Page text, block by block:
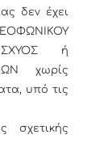
δεν έχει
ή
χωρίς
υπό τις
σχετικής